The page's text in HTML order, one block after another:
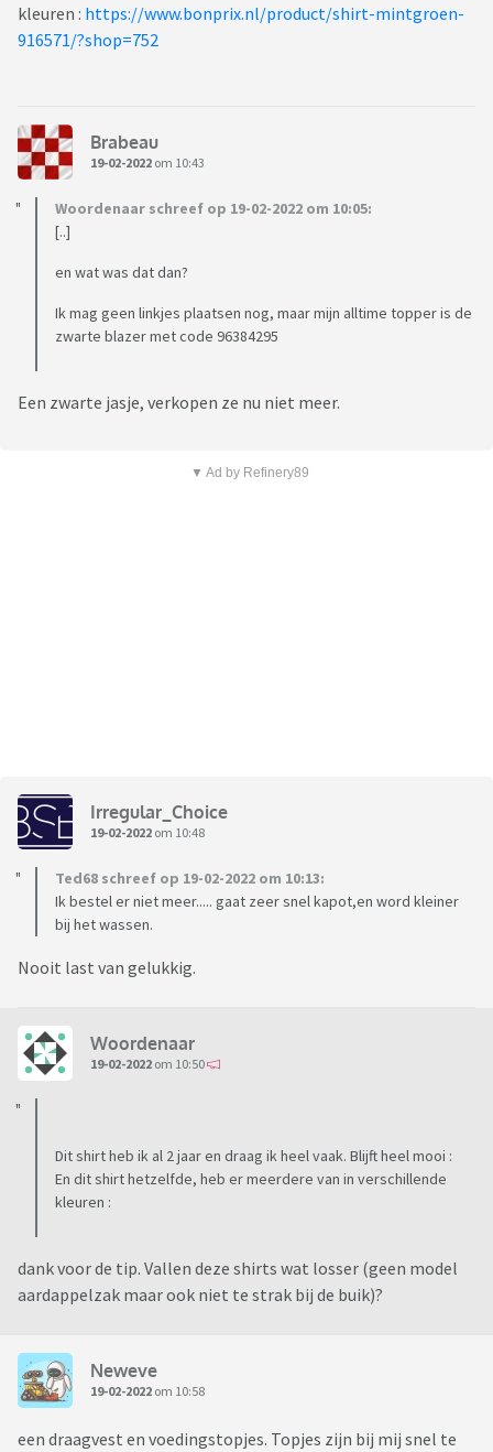
kleuren : https://www.bonprix.nl/product/shirt-mintgroen-
916571/?shop=752
Brabeau
19-02-2022 om 10:43
Woordenaar schreef op 19-02-2022 om 10:05:
[..]
en wat was dat dan?
Ik mag geen linkjes plaatsen nog, maar mijn alltime topper is de
zwarte blazer met code 96384295
Een zwarte jasje, verkopen ze nu niet meer.
▼ Ad by Refinery89
Irregular_Choice
19-02-2022 om 10:48
Ted68 schreef op 19-02-2022 om 10:13:
Ik bestel er niet meer..... gaat zeer snel kapot,en word kleiner
bij het wassen.
Nooit last van gelukkig.
Woordenaar
19-02-2022 om 10:50
Dit shirt heb ik al 2 jaar en draag ik heel vaak. Blijft heel mooi :
En dit shirt hetzelfde, heb er meerdere van in verschillende
kleuren :
dank voor de tip. Vallen deze shirts wat losser (geen model
aardappelzak maar ook niet te strak bij de buik)?
Neweve
19-02-2022 om 10:58
een draagvest en voedingstopjes. Topjes zijn bij mij snel te